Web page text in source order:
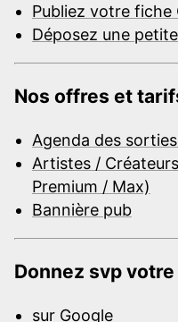
Publiez votre fiche
Déposez une
Nos offres et
Agenda des
Artistes /
Premium / Max)
Bannière pub
Donnez svp
sur Google